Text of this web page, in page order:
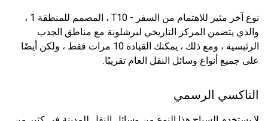
نوع آخر مثير للاهتمام من السفر - T10 ، المصمم للمنطقة 1 ،
والذي يتضمن المركز التاريخي لبرشلونة مع مناطق الجذب
الرئيسية ، ومع ذلك ، يمكنك القيادة 10 مرات فقط ، ولكن أيضًا
على جميع أنواع وسائل النقل العام تقريبًا.
التاكسي الرسمي